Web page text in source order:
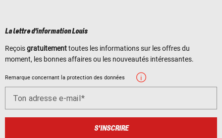
La lettre d'information Louis
Reçoisgratuitementtoutes les informations sur les offres du
moment, les bonnes affaires ou les nouveautés intéressantes.
Remarque concernant la protection des données
Ton adresse e-mail
S'INSCRIRE